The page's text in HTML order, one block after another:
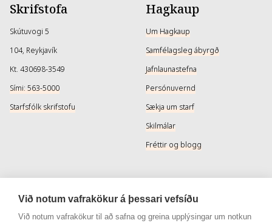
Skrifstofa
Skútuvogi 5
104, Reykjavík
Kt. 430698-3549
Sími: 563-5000
Starfsfólk skrifstofu
Hagkaup
Um Hagkaup
Samfélagsleg ábyrgð
Jafnlaunastefna
Persónuvernd
Sækja um starf
Skilmálar
Fréttir og blogg
Þjónusta
Afhendingarmöguleikar
Samfélagsmiðlar
Instagram
Við notum vafrakökur á þessari vefsíðu
Við notum vafrakökur til að safna og greina upplýsingar um notkun